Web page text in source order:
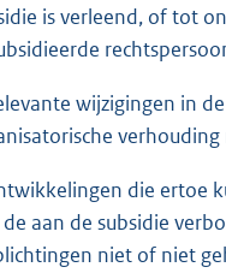
is verleend, of tot
wijzigingen in
die ertoe
aan de subsidie
niet of niet